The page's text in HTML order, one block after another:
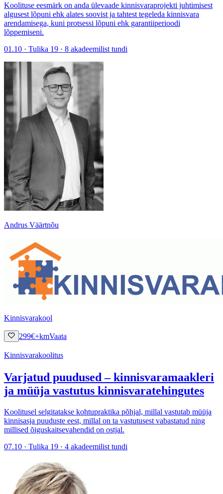
Koolituse eesmärk on anda ülevaade kinnisvaraprojekti juhtimisest
algusest lõpuni ehk alates soovist ja tahtest tegeleda kinnisvara
arendamisega, kuni protsessi lõpuni ehk garantiiperioodi
lõppemiseni.
01.10 · Tulika 19 · 8 akadeemilist tundi
Andrus Väärtnõu
Kinnisvarakool
299€+kmVaata
Kinnisvarakoolitus
Varjatud puudused – kinnisvaramaakleri
ja müüja vastutus kinnisvaratehingutes
Koolitusel selgitatakse kohtupraktika põhjal, millal vastutab müüja
kinnisasja puuduste eest, millal on ta vastutusest vabastatud ning
millised õiguskaitsevahendid on ostjal.
07.10 · Tulika 19 · 4 akadeemilist tundi